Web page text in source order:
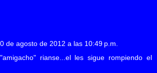
de agosto de 2012 a las 10:49 p.m.
rianse...el les sigue rompiendo el